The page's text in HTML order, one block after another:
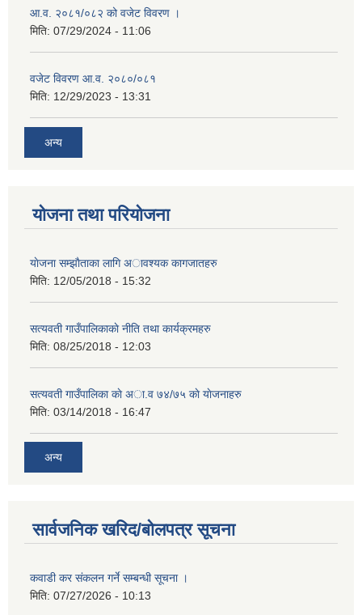
आ.व. २०८१/०८२ को वजेट विवरण ।
मिति: 07/29/2024 - 11:06
वजेट विवरण आ.व. २०८०/०८१
मिति: 12/29/2023 - 13:31
अन्य
योजना तथा परियोजना
याेजना सम्झाैताका लागि अावश्यक कागजातहरु
मिति: 12/05/2018 - 15:32
सत्यवती गाउँपालिकाकाे नीति तथा कार्यक्रमहरु
मिति: 08/25/2018 - 12:03
सत्यवती गाउँपालिका काे अा‍.व ७४/७५ काे याेजनाहरु
मिति: 03/14/2018 - 16:47
अन्य
सार्वजनिक खरिद/बोलपत्र सूचना
कवाडी कर संकलन गर्ने सम्बन्धी सूचना ।
मिति: 07/27/2026 - 10:13